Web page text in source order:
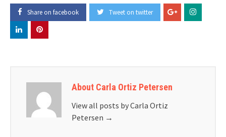
Share on facebook Tweet on twitter
About Carla Ortiz Petersen
View all posts by Carla Ortiz
Petersen →